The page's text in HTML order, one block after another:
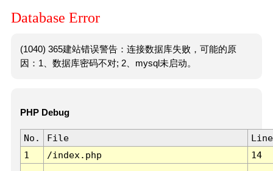
Database Error
(1040) 365建站错误警告：连接数据库失败，可能的原
因：1、数据库密码不对; 2、mysql未启动。
PHP Debug
No. File
Line
1
/index.php 14